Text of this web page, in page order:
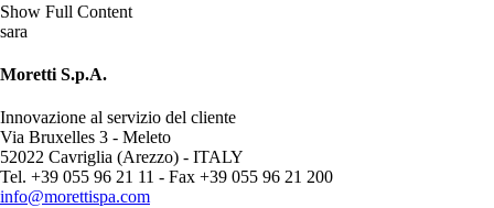
Show Full Content
sara
Moretti S.p.A.
Innovazione al servizio del cliente
Via Bruxelles 3 - Meleto
52022 Cavriglia (Arezzo) - ITALY
Tel. +39 055 96 21 11 - Fax +39 055 96 21 200
info@morettispa.com